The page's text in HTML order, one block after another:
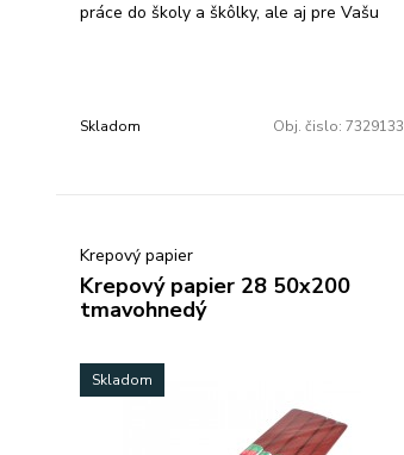
práce do školy a škôlky, ale aj pre Vašu
Skladom Obj. čislo: 7329133
Krepový papier
Krepový papier 28 50x200
tmavohnedý
Skladom